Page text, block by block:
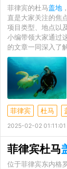
菲律宾的杜马盖地
直是大家关注的焦
项目类型、地点以
小编带领大家通过
的文章一同深入了
菲律宾 杜马
2025-02-02 01:11:01
菲律宾杜马
位于菲律宾东内格